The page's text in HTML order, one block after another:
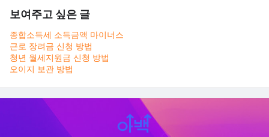
보여주고 싶은 글
종합소득세 소득금액 마이너스
근로 장려금 신청 방법
청년 월세지원금 신청 방법
오이지 보관 방법